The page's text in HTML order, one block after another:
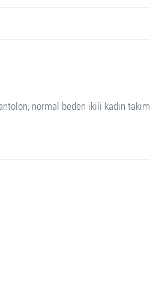
normal beden ikili kadın takım